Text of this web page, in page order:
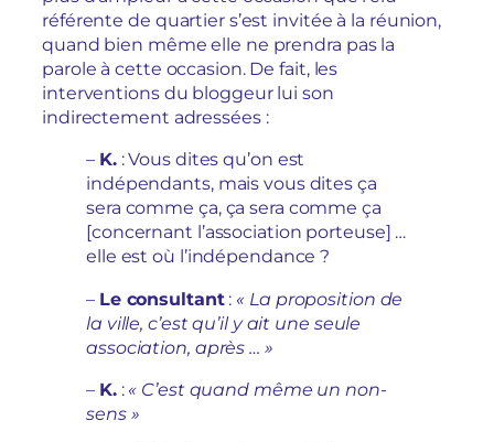
référente de quartier s’est invitée à la réunion,
quand bien même elle ne prendra pas la
parole à cette occasion. De fait, les
interventions du bloggeur lui son
indirectement adressées :
– K.: Vous dites qu’on est
indépendants, mais vous dites ça
sera comme ça, ça sera comme ça
[concernant l’association porteuse] …
elle est où l’indépendance ?
– Le consultant: « La proposition de
la ville, c’est qu’il y ait une seule
association, après … »
– K.: « C’est quand même un non-
sens »